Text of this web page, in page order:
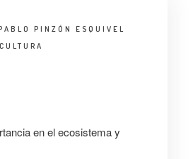
PINZÓN ESQUIVEL
en el ecosistema y